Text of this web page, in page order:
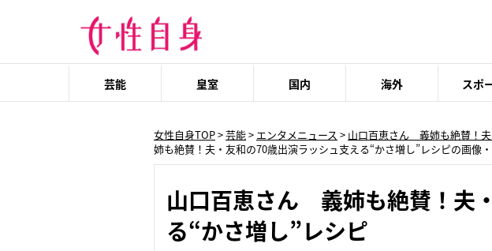
芸能 皇室 国内 海外 スポ
女性自身TOP>芸能> エンタメニュース > 山口百恵さん 義姉も絶賛！夫
姉も絶賛！夫・友和の70歳出演ラッシュ支える“かさ増し”レシピの画像
山口百恵さん 義姉も絶賛！夫
る“かさ増し”レシピ